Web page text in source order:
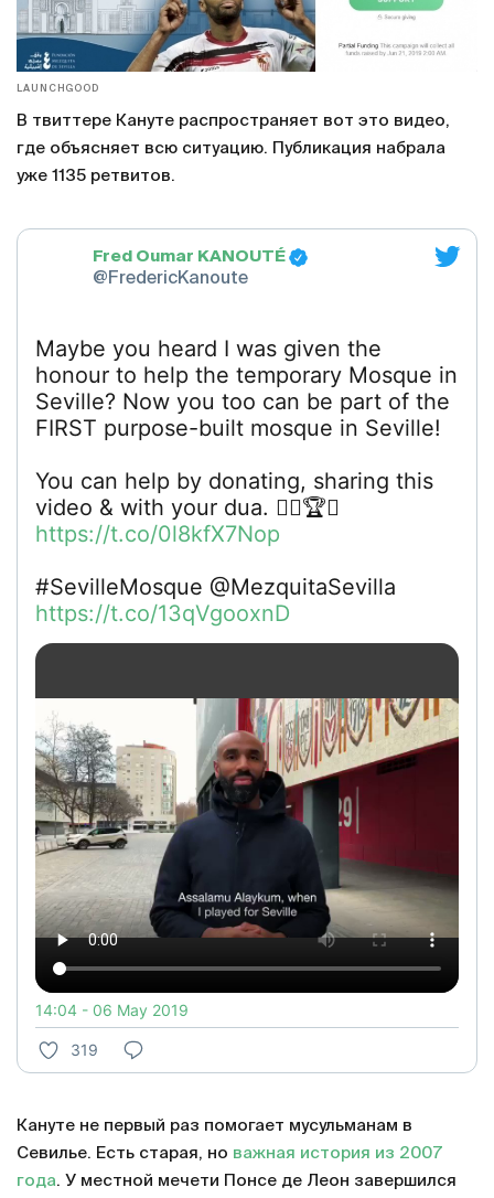
LAUNCHGOOD
В твиттере Кануте распространяет вот это видео,
где объясняет всю ситуацию. Публикация набрала
уже 1135 ретвитов.
Fred Oumar KANOUTÉ
@FredericKanoute
Maybe you heard I was given the
honour to help the temporary Mosque in
Seville? Now you too can be part of the
FIRST purpose-built mosque in Seville!
You can help by donating, sharing this
video & with your dua. 👆🏼🏆🕌
https://t.co/0l8kfX7Nop
#SevilleMosque @MezquitaSevilla
https://t.co/13qVgooxnD
14:04 - 06 May 2019
319
Кануте не первый раз помогает мусульманам в
Севилье. Есть старая, но важная история из 2007
года. У местной мечети Понсе де Леон завершился